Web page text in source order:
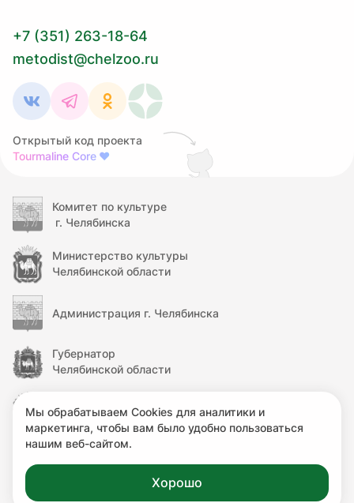
+7 (351) 263-18-64
metodist@chelzoo.ru
Открытый код проекта
Tourmaline Core ❤
Комитет по культуре
г. Челябинска
Министерство культуры
Челябинской области
Администрация г. Челябинска
Губернатор
Челябинской области
Челябинской области
Министерство культуры
Российской Федерации
Мы обрабатываем Cookies для аналитики и
маркетинга, чтобы вам было удобно пользоваться
нашим веб-сайтом.
Хорошо